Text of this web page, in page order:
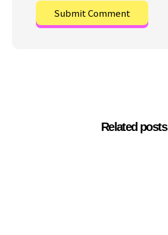
Related posts